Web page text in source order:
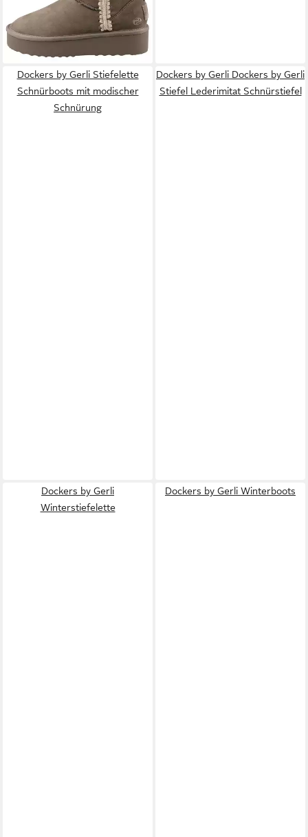
(27,87 €/ 1 Paar)
-44%
Dockers by Gerli Stiefelette
Schnürboots mit modischer
Schnürung
Dockers by Gerli Dockers by Gerli
Stiefel Lederimitat Schnürstiefel
Dockers by Gerli
Winterstiefelette
Dockers by Gerli Winterboots